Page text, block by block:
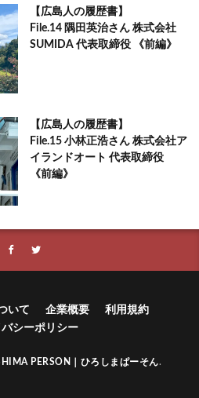
【広島人の履歴書】
File.14 隅田英治さん 株式会社
SUMIDA 代表取締役 《前編》
【広島人の履歴書】
File.15 小林正浩さん 株式会社ア
イランドオート 代表取締役
《前編》
いて 企業概要
利用規約
シーポリシー
PERSON｜ひろしまぱーそん.